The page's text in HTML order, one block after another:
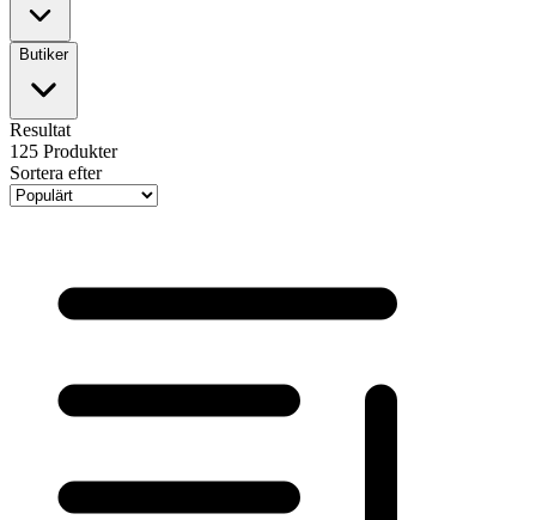
Butiker
Resultat
125 Produkter
Sortera efter